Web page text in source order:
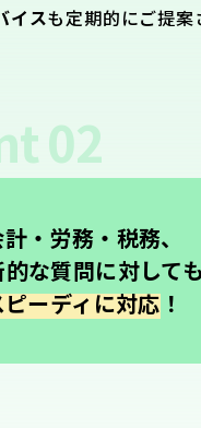
イスも定期的にご提案
02
・労務・税務、
な質問に対しても
ーディに対応！